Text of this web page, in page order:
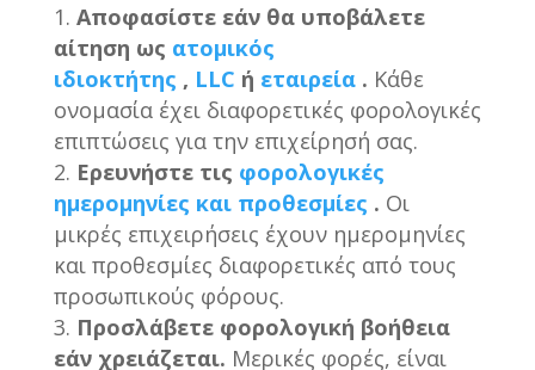
Αποφασίστε εάν θα υποβάλετε
αίτηση ως ατομικός
ιδιοκτήτης , LLC ή εταιρεία. Κάθε
ονομασία έχει διαφορετικές φορολογικές
επιπτώσεις για την επιχείρησή σας.
Ερευνήστε τις φορολογικές
ημερομηνίες και προθεσμίες . Οι
μικρές επιχειρήσεις έχουν ημερομηνίες
και προθεσμίες διαφορετικές από τους
προσωπικούς φόρους.
Προσλάβετε φορολογική βοήθεια
εάν χρειάζεται. Μερικές φορές, είναι